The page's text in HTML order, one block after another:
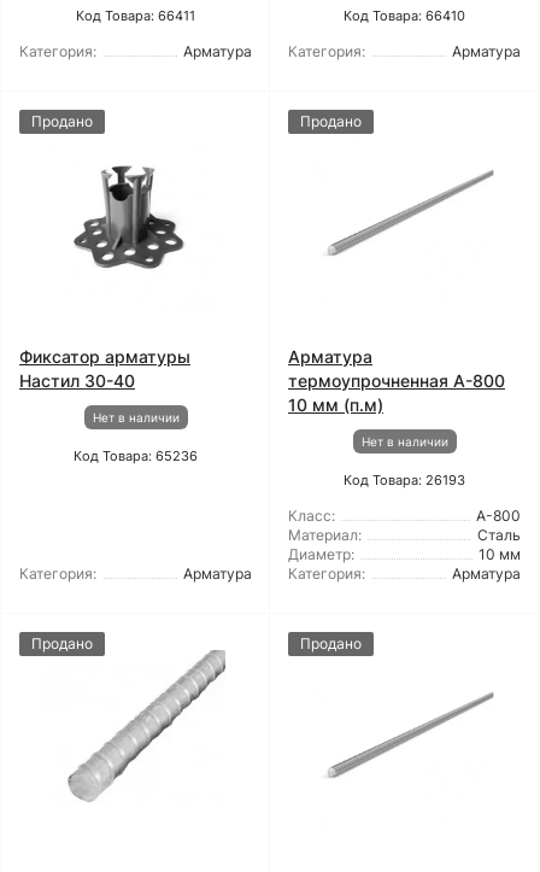
Код Товара: 66411
Категория: Арматура
Код Товара: 66410
Категория: Арматура
Продано
Фиксатор арматуры
Настил 30-40
Нет в наличии
Код Товара: 65236
Категория: Арматура
Продано
Арматура
термоупрочненная А-800
10 мм (п.м)
Нет в наличии
Код Товара: 26193
Класс:
А-800
Материал:
Сталь
Диаметр:
10 мм
Категория:
Арматура
Продано Продано